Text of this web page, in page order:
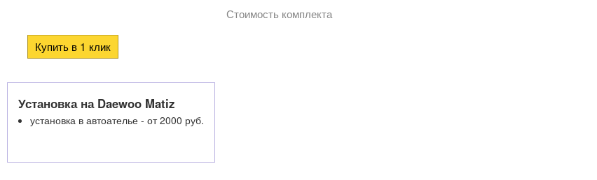
Стоимость комплекта
Установка на Daewoo Matiz
установка в автоателье - от 2000 руб.